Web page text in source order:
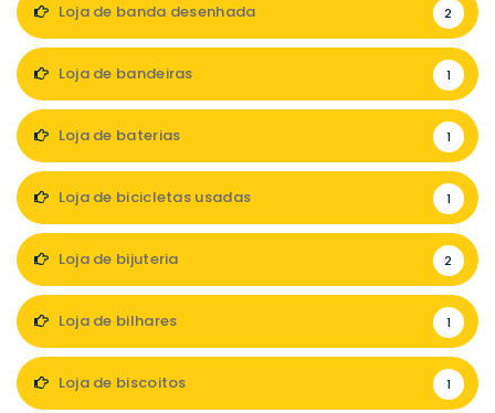
Loja de banda desenhada 2
Loja de bandeiras 1
Loja de baterias 1
Loja de bicicletas usadas 1
Loja de bijuteria 2
Loja de bilhares 1
Loja de biscoitos 1